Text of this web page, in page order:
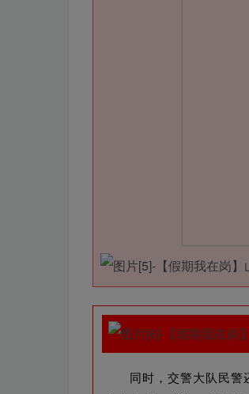
同时，交警大队民